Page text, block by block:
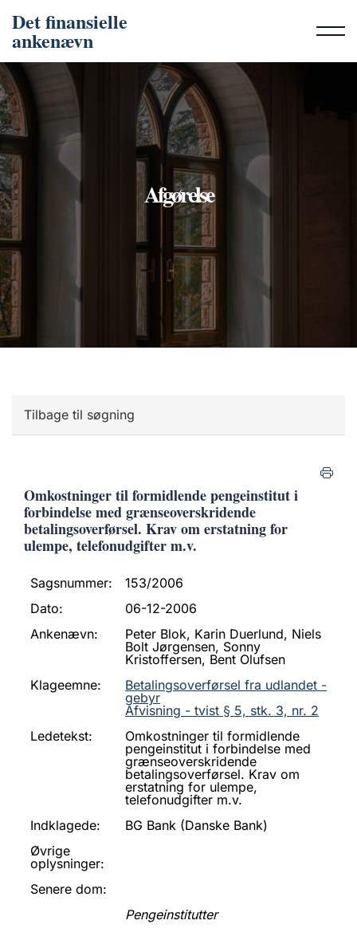
Det finansielle
ankenævn
Afgørelse
Tilbage til søgning
Omkostninger til formidlende pengeinstitut i
forbindelse med grænseoverskridende
betalingsoverførsel. Krav om erstatning for
ulempe, telefonudgifter m.v.
Sagsnummer:
153/2006
Dato:
06-12-2006
Ankenævn:
Peter Blok, Karin Duerlund, Niels
Bolt Jørgensen, Sonny
Kristoffersen, Bent Olufsen
Klageemne:
Betalingsoverførsel fra udlandet -
gebyr
Afvisning - tvist § 5, stk. 3, nr. 2
Ledetekst:
Omkostninger til formidlende
pengeinstitut i forbindelse med
grænseoverskridende
betalingsoverførsel. Krav om
erstatning for ulempe,
telefonudgifter m.v.
Indklagede:
BG Bank (Danske Bank)
Øvrige
oplysninger:
Senere dom:
Pengeinstitutter